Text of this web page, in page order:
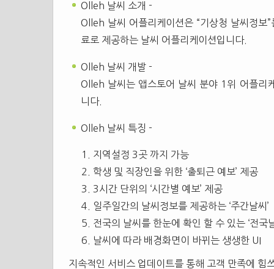
Olleh 날씨 소개 -
Olleh 날씨 어플리케이션은 “기상청 날씨정
료로 제공하는 날씨 어플리케이션입니다.
Olleh 날씨 개발 -
Olleh 날씨는 앱스토어 날씨 분야 1위 어플리
니다.
Olleh 날씨 특징 -
지역설정 3곳 까지 가능
학생 및 직장인을 위한 ‘출퇴근 예보’ 제공
3시간 단위의 ‘시간별 예보’ 제공
일주일간의 날씨정보를 제공하는 ‘주간날씨’
전국의 날씨를 한눈에 확인 할 수 있는 ‘전국
날씨에 따라 배경화면이 바뀌는 생생한 UI
지속적인 서비스 업데이트를 통해 고객 만족에 힘